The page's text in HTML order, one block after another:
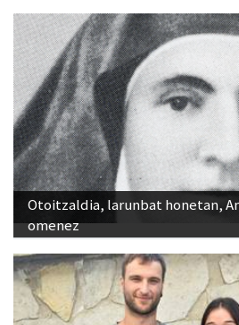
Otoitzaldia, larunbat honetan,
omenez